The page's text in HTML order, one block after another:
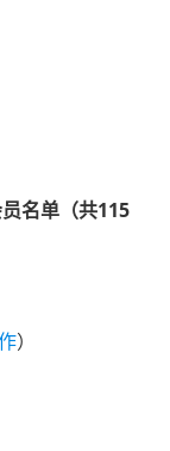
名单（共115
）